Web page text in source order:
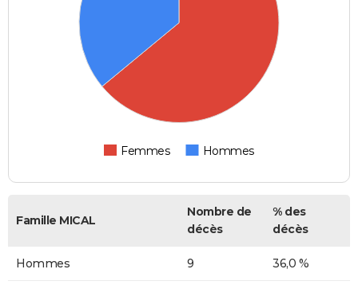
Femmes Hommes
Famille MICAL
Nombre de
décès
% des
décès
Hommes 9 36,0 %